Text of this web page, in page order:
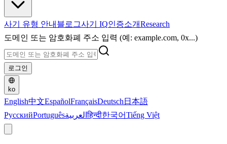
사기 유형 안내 블로그사기 IQ인증소개Research
도메인 또는 암호화폐 주소 입력 (예: example.com, 0x...)
로그인
ko
English中文EspañolFrançaisDeutsch 日本語
РусскийPortuguêsالعربيةहिन्दी한국어Tiếng Việt